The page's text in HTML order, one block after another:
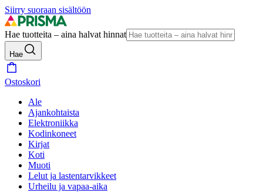
Siirry suoraan sisältöön
Hae tuotteita – aina halvat hinnat
Hae
Ostoskori
Ale
Ajankohtaista
Elektroniikka
Kodinkoneet
Kirjat
Koti
Muoti
Lelut ja lastentarvikkeet
Urheilu ja vapaa-aika